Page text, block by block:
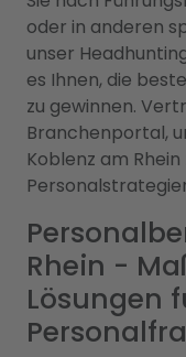
oder in anderen
unser
es Ihnen, die
zu gewinnen.
Branchenportal,
Koblenz am
Rhein -
Lösungen